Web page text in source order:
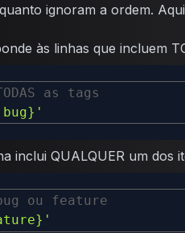
ignoram a ordem.
às linhas que incluem
as tags
inclui QUALQUER um dos
ou feature